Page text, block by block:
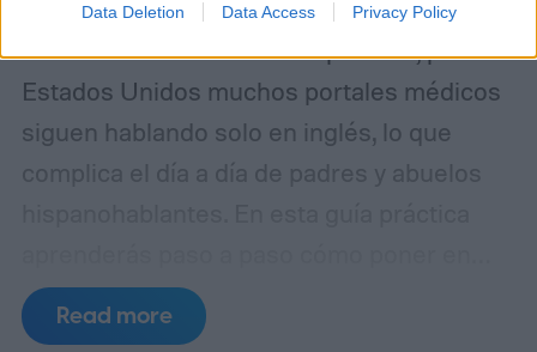
Data Deletion Data Access Privacy Policy
La salud de tu familia es lo primero, pero en
Estados Unidos muchos portales médicos
siguen hablando solo en inglés, lo que
complica el día a día de padres y abuelos
español MyChart (el portal de pacientes
basado en Epic), así como apps populares
Read more